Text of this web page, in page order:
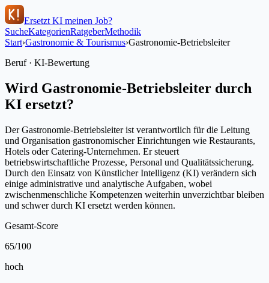
Ersetzt KI meinen Job?
SucheKategorienRatgeberMethodik
Start›Gastronomie & Tourismus›Gastronomie-Betriebsleiter
Beruf · KI-Bewertung
Wird Gastronomie-Betriebsleiter durch
KI ersetzt?
Der Gastronomie-Betriebsleiter ist verantwortlich für die Leitung
und Organisation gastronomischer Einrichtungen wie Restaurants,
Hotels oder Catering-Unternehmen. Er steuert
betriebswirtschaftliche Prozesse, Personal und Qualitätssicherung.
Durch den Einsatz von Künstlicher Intelligenz (KI) verändern sich
einige administrative und analytische Aufgaben, wobei
zwischenmenschliche Kompetenzen weiterhin unverzichtbar bleiben
und schwer durch KI ersetzt werden können.
Gesamt-Score
65/100
hoch